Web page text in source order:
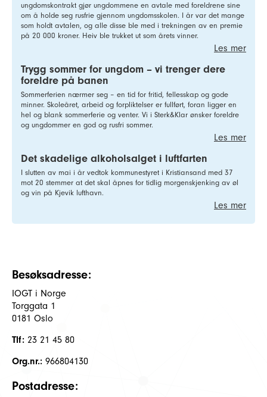
ungdomskontrakt gjør ungdommene en avtale med foreldrene sine
om å holde seg rusfrie gjennom ungdomsskolen. I år var det mange
som holdt avtalen, og alle disse ble med i trekningen av en premie
på 20 000 kroner. Heiv ble trukket ut som årets vinner.
Les mer
Trygg sommer for ungdom – vi trenger dere
foreldre på banen
Sommerferien nærmer seg – en tid for fritid, fellesskap og gode
minner. Skoleåret, arbeid og forpliktelser er fullført, foran ligger en
hel og blank sommerferie og venter. Vi i Sterk&Klar ønsker foreldre
og ungdommer en god og rusfri sommer.
Les mer
Det skadelige alkoholsalget i luftfarten
I slutten av mai i år vedtok kommunestyret i Kristiansand med 37
mot 20 stemmer at det skal åpnes for tidlig morgenskjenking av øl
og vin på Kjevik lufthavn.
Les mer
Besøksadresse:
IOGT i Norge
Torggata 1
0181 Oslo
Tlf: 23 21 45 80
Org.nr.: 966804130
Postadresse: